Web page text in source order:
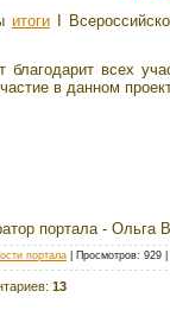
итогиI
благодарит всех
в данном
портала - Ольга
портала Просмотров: 929 |
: 13